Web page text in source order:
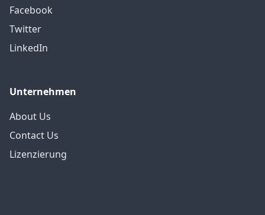
Facebook
Twitter
LinkedIn
Unternehmen
About Us
Contact Us
Lizenzierung